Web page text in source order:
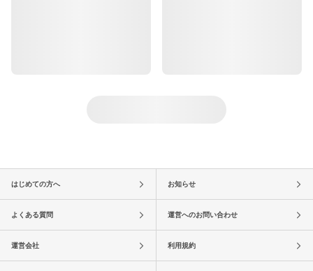
はじめての方へ お知らせ
よくある質問 運営へのお問い合わせ
運営会社 利用規約